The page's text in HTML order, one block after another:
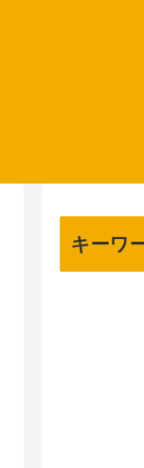
キーワ